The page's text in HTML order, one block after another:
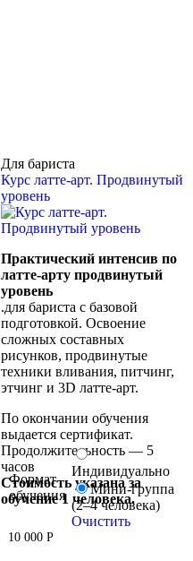
Для бариста
Курс латте-арт. Продвинутый
уровень
Практический интенсив по
латте-арту продвинутый
уровень
.для бариста с базовой
подготовкой. Освоение
сложных составных
рисунков, продвинутые
техники вливания, питчинг,
этчинг и 3D латте-арт.
По окончании обучения
выдается сертификат.
Продолжительность — 5
часов
Стоимость указана за
обучение 1 человека.
Формат
обучения
Индивидуально
Мини-группа
(2–4 человека)
Очистить
10 000 Р